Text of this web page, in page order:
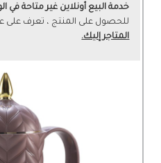
خدمة البيع أونلاين غير متاحة في
للحصول على المنتج ، تعرف على
المتاجر إليك.